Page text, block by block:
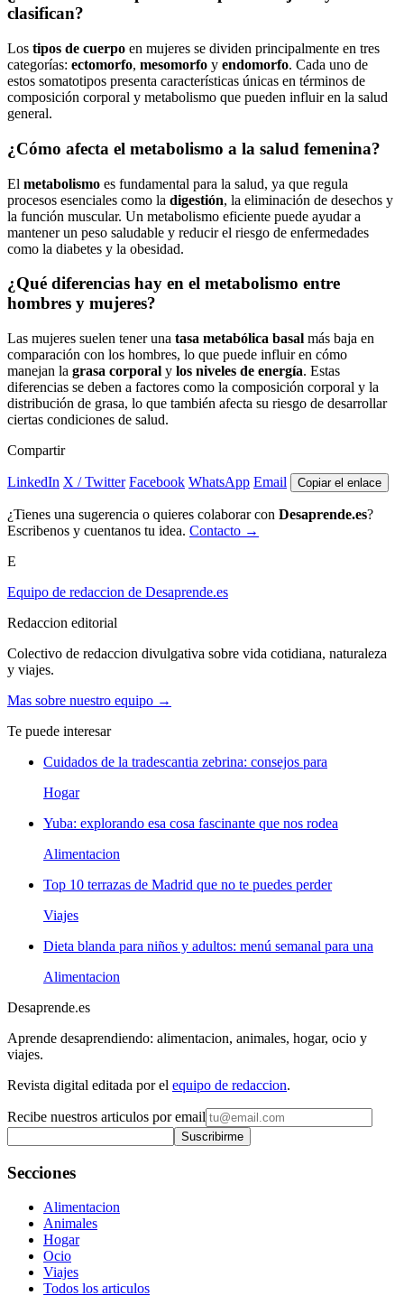
clasifican?
Los tipos de cuerpo en mujeres se dividen principalmente en tres
categorías: ectomorfo, mesomorfo y endomorfo. Cada uno de
estos somatotipos presenta características únicas en términos de
composición corporal y metabolismo que pueden influir en la salud
general.
¿Cómo afecta el metabolismo a la salud femenina?
El metabolismo es fundamental para la salud, ya que regula
procesos esenciales como la digestión, la eliminación de desechos y
la función muscular. Un metabolismo eficiente puede ayudar a
mantener un peso saludable y reducir el riesgo de enfermedades
como la diabetes y la obesidad.
¿Qué diferencias hay en el metabolismo entre
hombres y mujeres?
Las mujeres suelen tener una tasa metabólica basal más baja en
comparación con los hombres, lo que puede influir en cómo
manejan la grasa corporal y los niveles de energía. Estas
diferencias se deben a factores como la composición corporal y la
distribución de grasa, lo que también afecta su riesgo de desarrollar
ciertas condiciones de salud.
Compartir
LinkedIn X / Twitter Facebook WhatsApp Email Copiar el enlace
¿Tienes una sugerencia o quieres colaborar con Desaprende.es?
Escribenos y cuentanos tu idea. Contacto →
E
Equipo de redaccion de Desaprende.es
Redaccion editorial
Colectivo de redaccion divulgativa sobre vida cotidiana, naturaleza
y viajes.
Mas sobre nuestro equipo →
Te puede interesar
Cuidados de la tradescantia zebrina: consejos para
Hogar
Yuba: explorando esa cosa fascinante que nos rodea
Alimentacion
Top 10 terrazas de Madrid que no te puedes perder
Viajes
Dieta blanda para niños y adultos: menú semanal para una
Alimentacion
Desaprende.es
Aprende desaprendiendo: alimentacion, animales, hogar, ocio y
viajes.
Revista digital editada por el equipo de redaccion.
Recibe nuestros articulos por email
Suscribirme
Secciones
Alimentacion
Animales
Hogar
Ocio
Viajes
Todos los articulos